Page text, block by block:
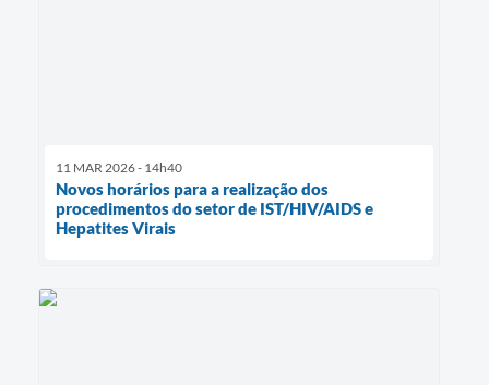
11 MAR 2026 - 14h40
Novos horários para a realização dos
procedimentos do setor de IST/HIV/AIDS e
Hepatites Virais